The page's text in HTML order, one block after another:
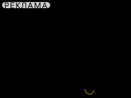
РЕКЛАМА